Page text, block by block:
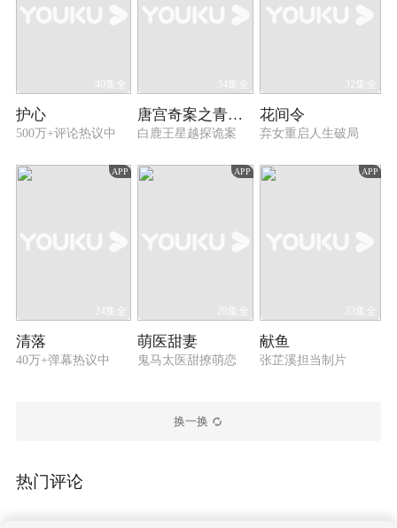
40集全
护心
500万+评论热议中
34集全
唐宫奇案之青雾风鸣
白鹿王星越探诡案
32集全
花间令
弃女重启人生破局
APP
24集全
清落
40万+弹幕热议中
APP
28集全
萌医甜妻
鬼马太医甜撩萌恋
APP
33集全
献鱼
张芷溪担当制片
换一换
热门评论